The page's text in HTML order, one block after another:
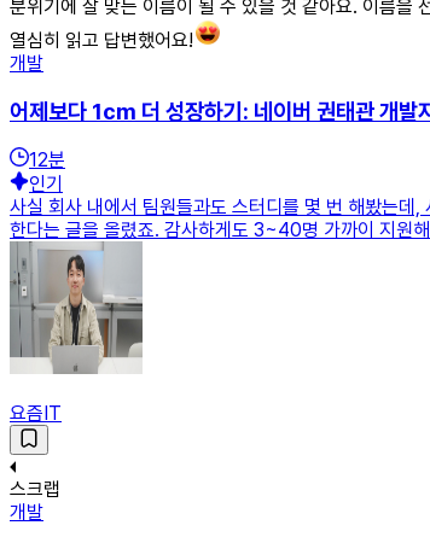
분위기에 잘 맞는 이름이 될 수 있을 것 같아요. 이름을
열심히 읽고 답변했어요!
개발
어제보다 1cm 더 성장하기: 네이버 권태관 개발
12분
인기
사실 회사 내에서 팀원들과도 스터디를 몇 번 해봤는데
한다는 글을 올렸죠. 감사하게도 3~40명 가까이 지원
요즘IT
스크랩
개발